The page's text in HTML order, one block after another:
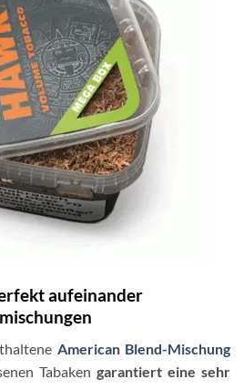
aufeinander
American Blend-Mischung
Tabaken garantiert eine sehr